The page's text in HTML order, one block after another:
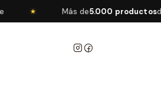
Más de5.000 productosde